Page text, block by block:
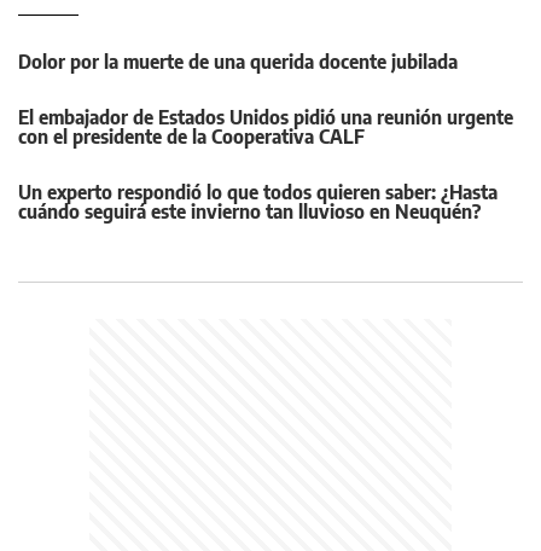
Dolor por la muerte de una querida docente jubilada
El embajador de Estados Unidos pidió una reunión urgente
con el presidente de la Cooperativa CALF
Un experto respondió lo que todos quieren saber: ¿Hasta
cuándo seguirá este invierno tan lluvioso en Neuquén?